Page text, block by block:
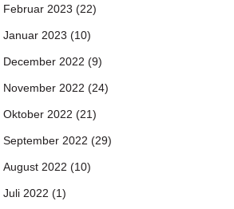
Februar 2023 (22)
Januar 2023 (10)
December 2022 (9)
November 2022 (24)
Oktober 2022 (21)
September 2022 (29)
August 2022 (10)
Juli 2022 (1)